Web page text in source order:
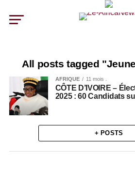
All posts tagged
AFRIQUE 11 mois .
CÔTE D’IVOIRE –
2025 : 60 Candidats
+ POSTS